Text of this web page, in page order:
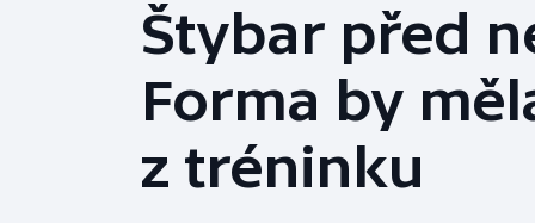
Box
Curling
Dostihy
Štybar před
Forma by
z tréninku